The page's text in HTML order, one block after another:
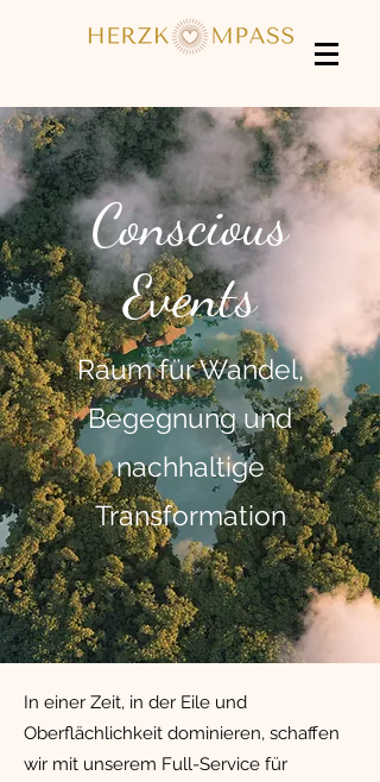
Conscious
Events
Raum für Wandel,
Begegnung und
nachhaltige
Transformation
In einer Zeit, in der Eile und
Oberflächlichkeit dominieren, schaffen
wir mit unserem Full-Service für